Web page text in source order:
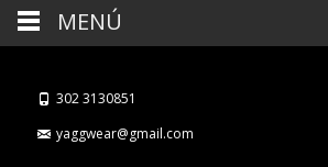
302 3130851
yaggwear@gmail.com
MENÚ